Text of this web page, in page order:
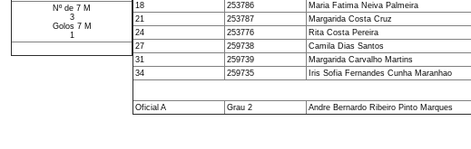
Nº de 7 M
3
Golos 7 M
1
18
253786 Maria Fatima Neiva Palmeira
21
253787 Margarida Costa Cruz
24
253776 Rita Costa Pereira
27
259738 Camila Dias Santos
31
259739 Margarida Carvalho Martins
34
259735 Iris Sofia Fernandes Cunha Maranhao
Oficial A Grau 2 Andre Bernardo Ribeiro Pinto Marques